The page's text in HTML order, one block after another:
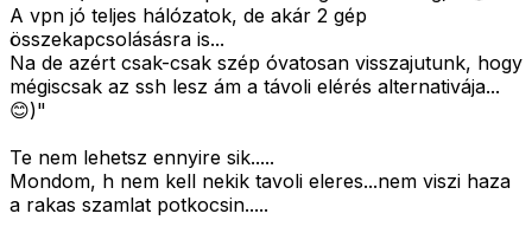
A vpn jó teljes hálózatok, de akár 2 gép
összekapcsolásásra is...
Na de azért csak-csak szép óvatosan visszajutunk, hogy
mégiscsak az ssh lesz ám a távoli elérés alternativája...
😊)"
Te nem lehetsz ennyire sik.....
Mondom, h nem kell nekik tavoli eleres...nem viszi haza
a rakas szamlat potkocsin.....